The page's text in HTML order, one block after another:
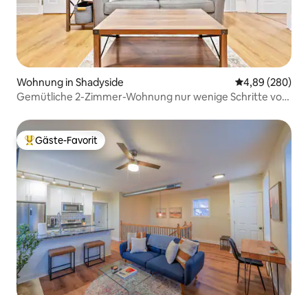
Wohnung in Shadyside
4,89 (280)
Gemütliche 2-Zimmer-Wohnung nur wenige Schritte von
Beliebter Gäste-Favorit.
Gäste-Favorit